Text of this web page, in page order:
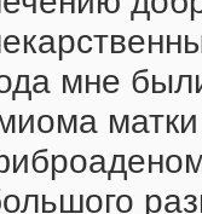
мне
матки